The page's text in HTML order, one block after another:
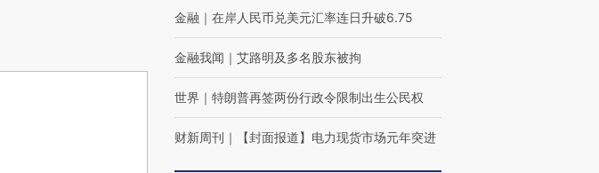
金融 ｜ 在岸人民币兑美元汇率连日升破6.75
金融我闻 ｜ 艾路明及多名股东被拘
世界 ｜ 特朗普再签两份行政令限制出生公民权
财新周刊 ｜ 【封面报道】电力现货市场元年突进